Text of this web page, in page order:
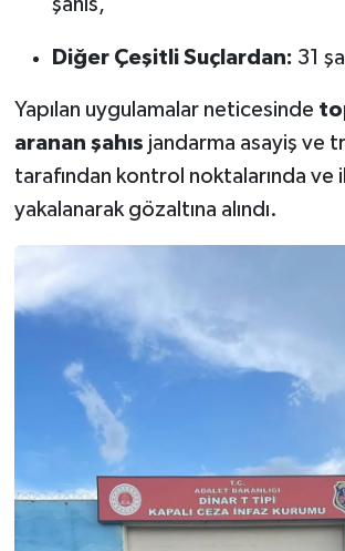
Diğer Çeşitli Suçlardan: 31
Yapılan uygulamalar neticesinde
aranan şahıs jandarma asayiş ve
tarafından kontrol noktalarında ve
yakalanarak gözaltına alındı.